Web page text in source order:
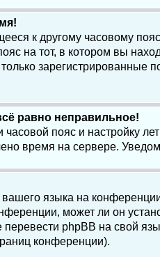
к другому часовому
на тот, в котором вы
зарегистрированные
равно неправильное!
пояс и настройку
время на сервере.
языка на
может ли он
перевести phpBB на свой
конференции).